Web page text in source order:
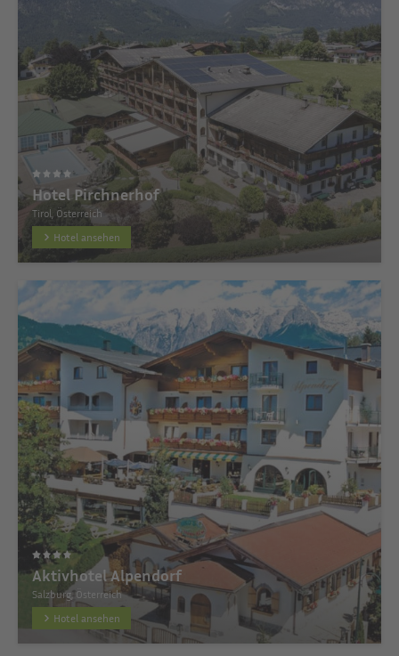
Hotel Pirchnerhof
Tirol, Österreich
Hotel ansehen
Aktivhotel Alpendorf
Salzburg, Österreich
Hotel ansehen